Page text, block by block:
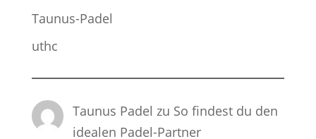
Taunus-Padel
uthc
Taunus Padel zu So findest du den
idealen Padel-Partner